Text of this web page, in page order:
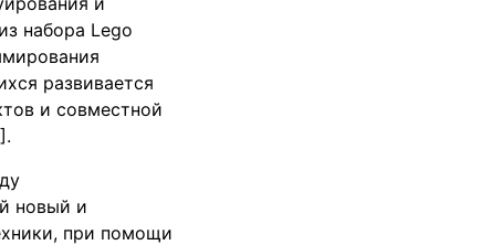
набора Lego
развивается
и совместной
новый и
при помощи